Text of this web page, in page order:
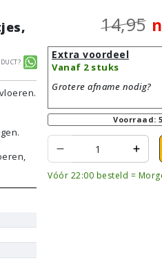
14,95
Extra voordeel
Vanaf 2 stuks
Grotere afname nodig?
Voorraad:
Vóór 22:00 besteld =